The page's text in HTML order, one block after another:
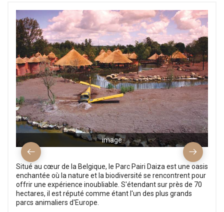
image
Situé au cœur de la Belgique, le Parc Pairi Daiza est une oasis
enchantée où la nature et la biodiversité se rencontrent pour
offrir une expérience inoubliable. S'étendant sur près de 70
hectares, il est réputé comme étant l'un des plus grands
parcs animaliers d'Europe.